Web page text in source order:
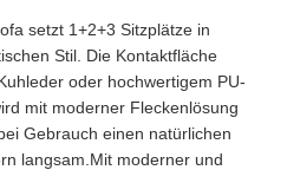
setzt 1+2+3 Sitzplätze in
Stil. Die Kontaktfläche
oder hochwertigem PU-
mit moderner Fleckenlösung
Gebrauch einen natürlichen
langsam.Mit moderner und